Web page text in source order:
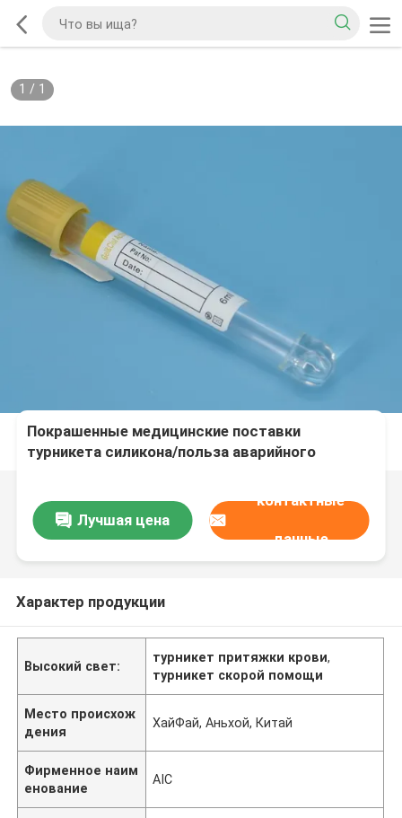
1 / 1
Покрашенные медицинские поставки
турникета силикона/польза аварийного
Лучшая цена
контактные
данные
Характер продукции
Высокий свет:
турникет притяжки крови,
турникет скорой помощи
Место происхож
дения
ХайФай, Аньхой, Китай
Фирменное наим
енование
AIC